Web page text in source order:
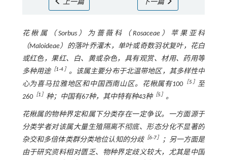
上一篇 下一篇
花楸属（ Sorbus）为蔷薇科（Rosaceae）苹果亚科
（Maloideae）的落叶乔灌木，单叶或奇数羽状复叶，花白
或红色，果红、白、黄或杂色，具有观赏、材用、药用等
多种用途［1-4 ］ 。该属主要分布于北温带地区，其多样性中
心为喜马拉雅地区和中国西南山区。花楸属有100［5］ 至
260［1 ］ 种；中国有67种，其中特有种43种［5］ 。
花楸属的物种界定和属下分类存在一定争议。一方面源于
分类学者对该属大量生殖隔离不彻底、形态分化不显著的
杂交和多倍体类群分类地位认知的分歧［6-7］
；另一方面是
由于研究资料相对匮乏、物种界定歧义较大，尤其是中国